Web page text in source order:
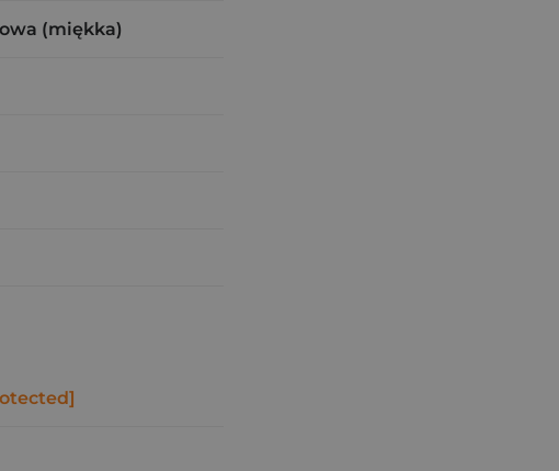
(miękka)